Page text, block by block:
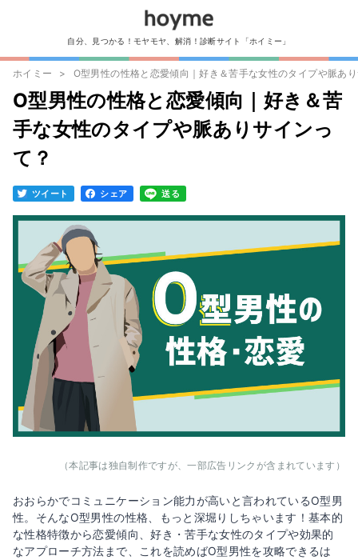
自分、見つかる！モヤモヤ、解消！診断サイト「ホイミー」
ホイミー O型男性の性格と恋愛傾向｜好き＆苦手な女性のタイプや脈あ
O型男性の性格と恋愛傾向｜好き＆苦
手な女性のタイプや脈ありサインっ
て？
ツイート シェア 送る
（本記事は独自制作ですが、一部広告リンクが含まれています）
おおらかでコミュニケーション能力が高いと言われているO型男
性。そんなO型男性の性格、もっと深堀りしちゃいます！基本的
な性格特徴から恋愛傾向、好き・苦手な女性のタイプや効果的
なアプローチ方法まで、これを読めばO型男性を攻略できるは